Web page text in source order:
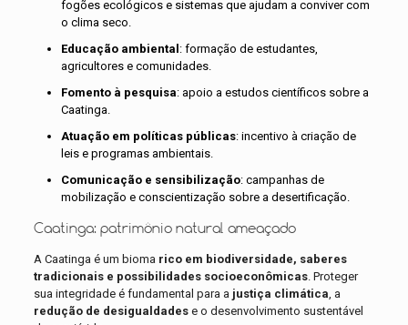
fogões ecológicos e sistemas que ajudam a conviver com
o clima seco.
Educação ambiental: formação de estudantes,
agricultores e comunidades.
Fomento à pesquisa: apoio a estudos científicos sobre a
Caatinga.
Atuação em políticas públicas: incentivo à criação de
leis e programas ambientais.
Comunicação e sensibilização: campanhas de
mobilização e conscientização sobre a desertificação.
Caatinga: patrimônio natural ameaçado
A Caatinga é um bioma rico em biodiversidade, saberes
tradicionais e possibilidades socioeconômicas. Proteger
sua integridade é fundamental para a justiça climática , a
redução de desigualdadese o desenvolvimento sustentável